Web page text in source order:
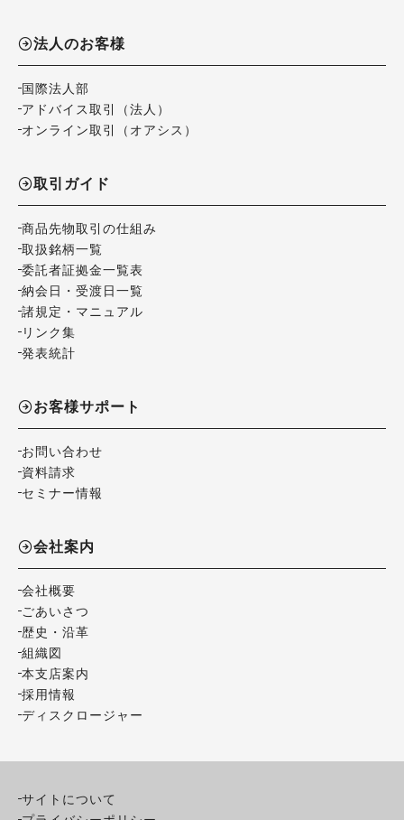
法人のお客様
国際法人部
アドバイス取引（法人）
オンライン取引（オアシス）
取引ガイド
商品先物取引の仕組み
取扱銘柄一覧
委託者証拠金一覧表
納会日・受渡日一覧
諸規定・マニュアル
リンク集
発表統計
お客様サポート
お問い合わせ
資料請求
セミナー情報
会社案内
会社概要
ごあいさつ
歴史・沿革
組織図
本支店案内
採用情報
ディスクロージャー
サイトについて